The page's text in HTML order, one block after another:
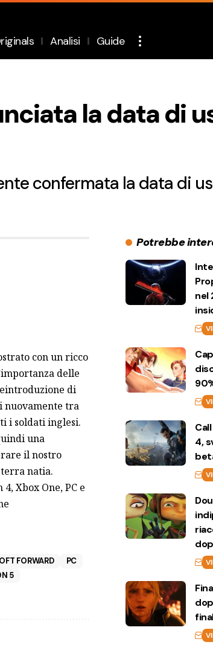
Analisi Guide
la data di
confermata la data di
con un ricco
delle
di
tra
i soldati inglesi.
una
il nostro
natia.
Xbox One, PC e
FORWARD
PC
5
Potrebbe
nel
4,